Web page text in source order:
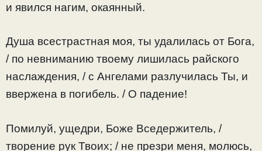
и явился нагим, окаянный.
Душа всестрастная моя, ты удалилась от Бога,
/ по невниманию твоему лишилась райского
наслаждения, / с Ангелами разлучилась Ты, и
ввержена в погибель. / О падение!
Помилуй, ущедри, Боже Вседержитель, /
творение рук Твоих; / не презри меня, молюсь,